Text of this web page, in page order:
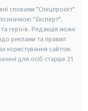
словами "Спецпроєкт"
"Експерт",
героїв. Редакція може
реклами та правил
користування сайтом.
для осіб старше 21